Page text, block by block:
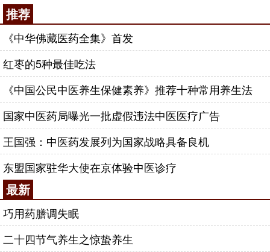
推荐
《中华佛藏医药全集》首发
红枣的5种最佳吃法
《中国公民中医养生保健素养》推荐十种常用养生法
国家中医药局曝光一批虚假违法中医医疗广告
王国强：中医药发展列为国家战略具备良机
东盟国家驻华大使在京体验中医诊疗
最新
巧用药膳调失眠
二十四节气养生之惊蛰养生